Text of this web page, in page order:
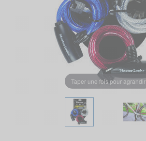
Taper une fois pour agrandir